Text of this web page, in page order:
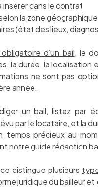
insérer dans le contrat
la zone géographique
(état des lieux,
d’un bail, le
la durée, la localisation
ne sont pas
année.
un bail, listez par
par le locataire, et la
temps précieux au
notreguide rédaction
distingue plusieurs
juridique du bailleur